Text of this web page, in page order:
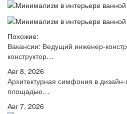
Похожие:
Вакансии: Ведущий инженер-
конструктор…
Авг 8, 2026
Архитектурная симфония в дизайн-
площадью…
Авг 7, 2026